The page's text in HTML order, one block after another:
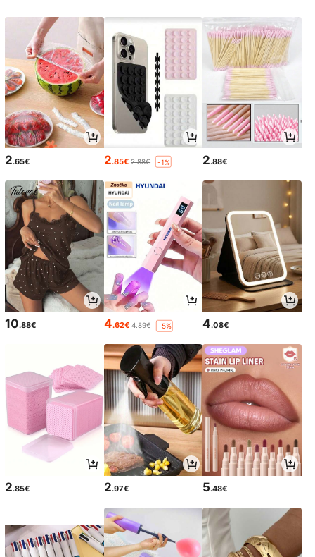
2.65€ 2.85€ 2.88€ -1% 2.88€
10.88€ 4.62€ 4.89€ -5% 4.08€
2.85€ 2.97€ 5.48€